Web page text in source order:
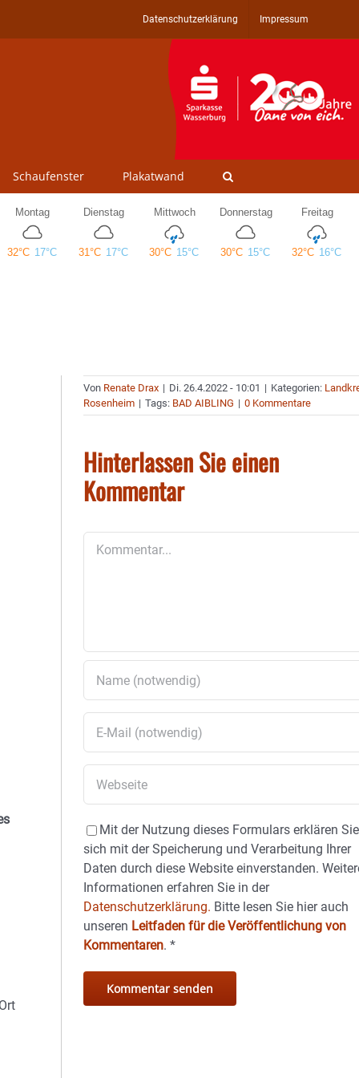
Datenschutzerklärung Impressum
Schaufenster Plakatwand
Von Renate Drax | Di. 26.4.2022 - 10:01 | Kategorien:
Rosenheim | Tags: BAD AIBLING | 0 Kommentare
Hinterlassen Sie einen
Kommentar
Mit der Nutzung dieses Formulars erklären Sie
sich mit der Speicherung und Verarbeitung Ihrer
Daten durch diese Website einverstanden.
Informationen erfahren Sie in der
Datenschutzerklärung. Bitte lesen Sie hier auch
unseren Leitfaden für die Veröffentlichung von
Kommentaren.*